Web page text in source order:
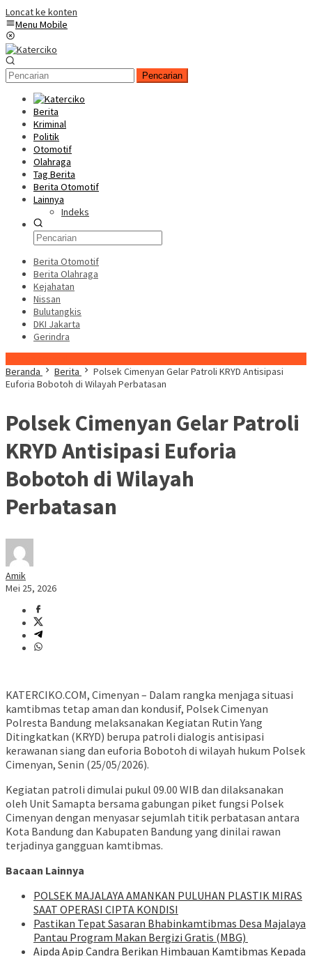
Loncat ke konten
Menu Mobile
Pencarian
Berita
Kriminal
Politik
Otomotif
Olahraga
Tag Berita
Berita Otomotif
Lainnya
Indeks
Berita Otomotif
Berita Olahraga
Kejahatan
Nissan
Bulutangkis
DKI Jakarta
Gerindra
Beranda
Berita
Polsek Cimenyan Gelar Patroli KRYD Antisipasi
Euforia Bobotoh di Wilayah Perbatasan
Polsek Cimenyan Gelar Patroli
KRYD Antisipasi Euforia
Bobotoh di Wilayah
Perbatasan
Amik
Mei 25, 2026
KATERCIKO.COM, Cimenyan – Dalam rangka menjaga situasi
kamtibmas tetap aman dan kondusif, Polsek Cimenyan
Polresta Bandung melaksanakan Kegiatan Rutin Yang
Ditingkatkan (KRYD) berupa patroli dialogis antisipasi
kerawanan siang dan euforia Bobotoh di wilayah hukum Polsek
Cimenyan, Senin (25/05/2026).
Kegiatan patroli dimulai pukul 09.00 WIB dan dilaksanakan
oleh Unit Samapta bersama gabungan piket fungsi Polsek
Cimenyan dengan menyasar sejumlah titik perbatasan antara
Kota Bandung dan Kabupaten Bandung yang dinilai rawan
terjadinya gangguan kamtibmas.
Bacaan Lainnya
POLSEK MAJALAYA AMANKAN PULUHAN PLASTIK MIRAS
SAAT OPERASI CIPTA KONDISI
Pastikan Tepat Sasaran Bhabinkamtibmas Desa Majalaya
Pantau Program Makan Bergizi Gratis (MBG)
Aipda Apip Candra Berikan Himbauan Kamtibmas Kepada